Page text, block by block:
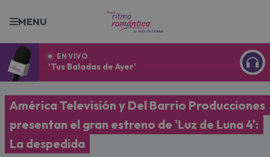
MENU
EN VIVO
'Tus Baladas de Ayer'
América Televisión y Del Barrio Producciones
presentan el gran estreno de 'Luz de Luna 4':
La despedida